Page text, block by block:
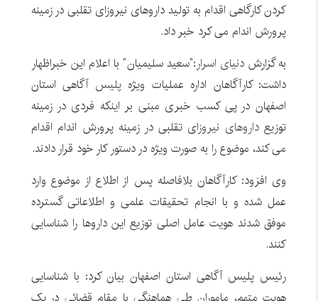
کردن کارگاهی اقدام به تولید داروهای نیروزای تقلبی در زمینه
پرورش اندام می کرد خبر داد.
به گزارشدنیای اسرار:”سعید سلیمیان” با اعلام این خبراظهار
داشت: کارآگاهان اداره عملیات ویژهپلیس آگاهی استان
اصفهان در پی کسب خبری مبنی بر اینکه فردی در زمینه
توزیعداروهای نیروزای تقلبی در زمینه پرورش اندام اقدام
می کند، موضوع را به صورت ویژه در دستور کار خود قرار دادند.
وی افزود: کارآگاهان بلافاصله پس از اطلاع از موضوع وارد
عمل شده و با انجام تحقیقات علمی و اطلاعاتی گسترده
موفق شدند هویت عامل اصلی توزیع این داروها را شناسایی
کنند.
رئیس پلیس آگاهی استان اصفهان بیان کرد: با شناسایی